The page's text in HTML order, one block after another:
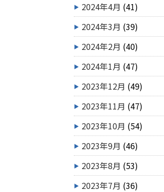
2024年4月 (41)
2024年3月 (39)
2024年2月 (40)
2024年1月 (47)
2023年12月 (49)
2023年11月 (47)
2023年10月 (54)
2023年9月 (46)
2023年8月 (53)
2023年7月 (36)